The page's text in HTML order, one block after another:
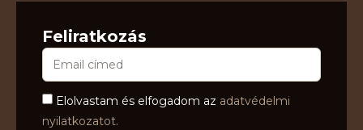
Feliratkozás
Elolvastam és elfogadom az adatvédelmi
nyilatkozatot.